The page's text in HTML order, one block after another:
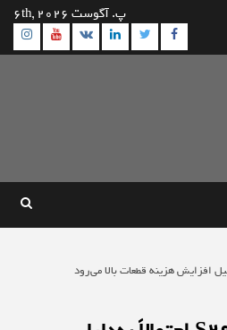
پ. آگوست 6th, 2026
Facebook
Twitter
Linkedin
VK